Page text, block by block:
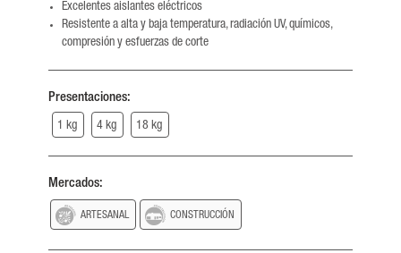
Excelentes aislantes eléctricos
Resistente a alta y baja temperatura, radiación UV, químicos,
compresión y esfuerzas de corte
Presentaciones:
1 kg 4 kg 18 kg
Mercados:
ARTESANAL CONSTRUCCIÓN